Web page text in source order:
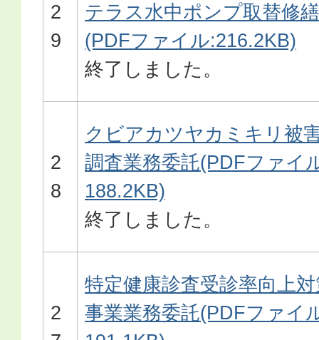
2
9
テラス水中ポンプ取替修繕
(PDFファイル:216.2KB)
終了しました。
2
8
クビアカツヤカミキリ被
調査業務委託(PDFファイ
188.2KB)
終了しました。
2
特定健康診査受診率向上
事業業務委託(PDFファイ